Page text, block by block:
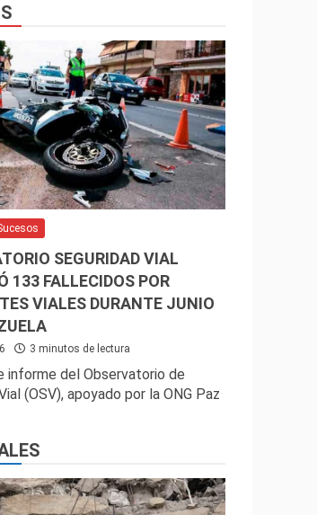
SEGURIDAD VIAL
133 FALLECIDOS POR
VIALES DURANTE JUNIO
3 minutos de lectura
informe del Observatorio de
(OSV), apoyado por la ONG Paz